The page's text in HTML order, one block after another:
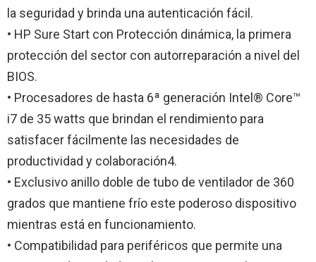
la seguridad y brinda una autenticación fácil.
• HP Sure Start con Protección dinámica, la primera
protección del sector con autorreparación a nivel del
BIOS.
• Procesadores de hasta 6ª generación Intel® Core™
i7 de 35 watts que brindan el rendimiento para
satisfacer fácilmente las necesidades de
productividad y colaboración4.
• Exclusivo anillo doble de tubo de ventilador de 360
grados que mantiene frío este poderoso dispositivo
mientras está en funcionamiento.
• Compatibilidad para periféricos que permite una